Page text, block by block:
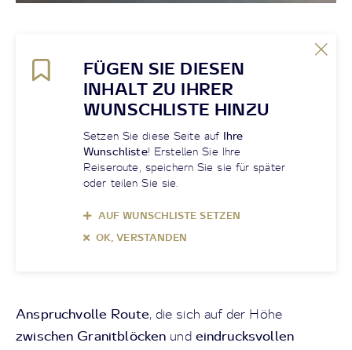
FÜGEN SIE DIESEN
INHALT ZU IHRER
WUNSCHLISTE HINZU
Setzen Sie diese Seite auf Ihre
Wunschliste! Erstellen Sie Ihre
Reiseroute, speichern Sie sie für später
oder teilen Sie sie.
AUF WUNSCHLISTE SETZEN
OK, VERSTANDEN
Anspruchvolle Route, die sich auf der Höhe
zwischen Granitblöcken und eindrucksvollen